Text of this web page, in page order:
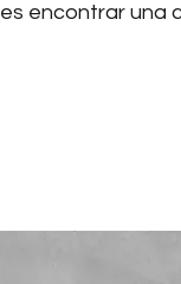
encontrar una